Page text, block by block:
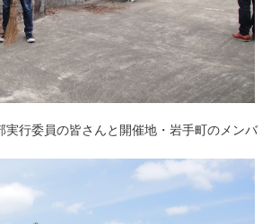
行委員の皆さんと開催地・岩手町のメンバ